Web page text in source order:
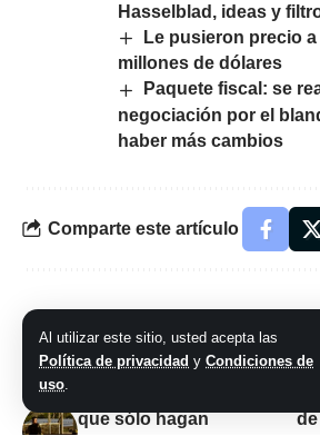
Al utilizar este sitio, usted acepta las
Política de privacidad y Condiciones de
uso.
Hasselblad, ideas y
Le pusieron precio
millones de dólares
Paquete fiscal: se
negociación por el
haber más cambios
Comparte este artículo
Israel elevó el nivel
de alerta: le pide a
que sólo hagan